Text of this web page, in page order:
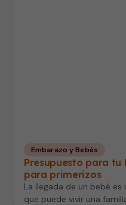
Embarazo y Bebés
Presupuesto para
para primerizos
La llegada de un bebé
que puede vivir una